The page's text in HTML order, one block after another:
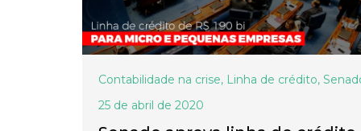
Contabilidade na crise, Linha de crédito,
25 de abril de 2020